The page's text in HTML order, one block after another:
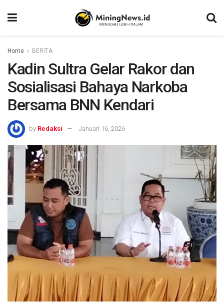
Home BERITA
Kadin Sultra Gelar Rakor dan
Sosialisasi Bahaya Narkoba
Bersama BNN Kendari
by Redaksi Januari 16, 2026